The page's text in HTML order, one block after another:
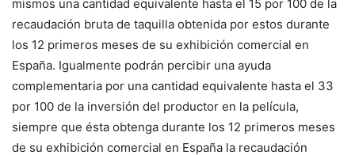
mismos una cantidad equivalente hasta el 15 por 100 de la
recaudación bruta de taquilla obtenida por estos durante
los 12 primeros meses de su exhibición comercial en
España. Igualmente podrán percibir una ayuda
complementaria por una cantidad equivalente hasta el 33
por 100 de la inversión del productor en la película,
siempre que ésta obtenga durante los 12 primeros meses
de su exhibición comercial en España la recaudación